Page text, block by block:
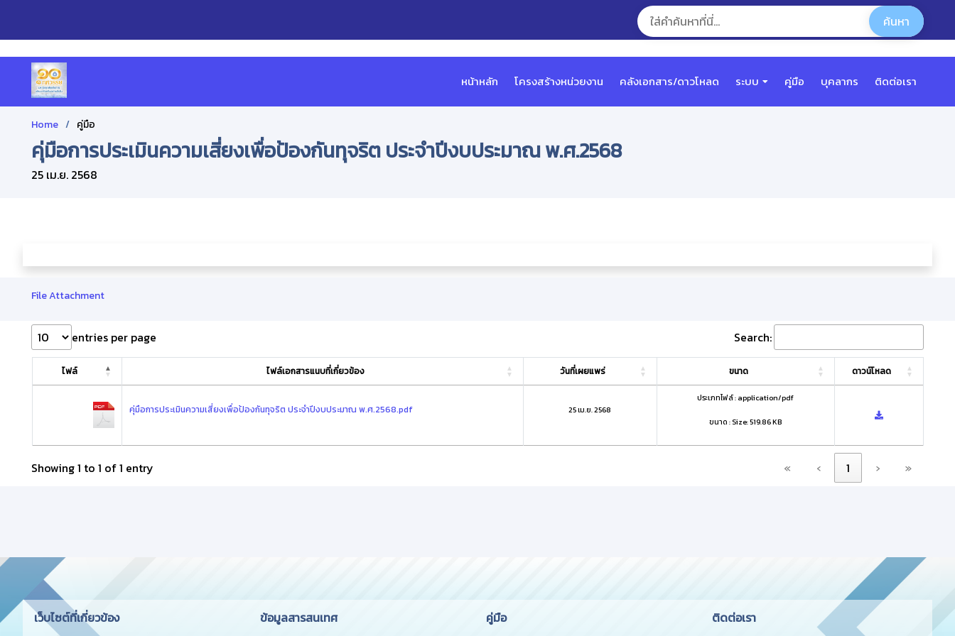
หน้าหลัก โครงสร้างหน่วยงาน คลังเอกสาร/ดาวโหลด ระบบ คู่มือ บุคลากร ติดต่อเรา
Home คู่มือ
คุ่มือการประเมินความเสี่ยงเพื่อป้องกันทุจริต ประจำปีงบประมาณ พ.ศ.2568
25 เม.ย. 2568
File Attachment
entries per page Search:
ไฟล์ ไฟล์เอกสารแนบที่เกี่ยวข้อง วันที่เผยแพร่ ขนาด ดาวน์โหลด
คุ่มือการประเมินความเสี่ยงเพื่อป้องกันทุจริต ประจำปีงบประมาณ พ.ศ.2568.pdf 25 เม.ย. 2568
ประเภทไฟล์ : application/pdf
ขนาด : Size: 519.86 KB
Showing 1 to 1 of 1 entry « ‹ 1 › »
เว็บไซต์ที่เกี่ยวข้อง ข้อมูลสารสนเทศ คู่มือ ติดต่อเรา